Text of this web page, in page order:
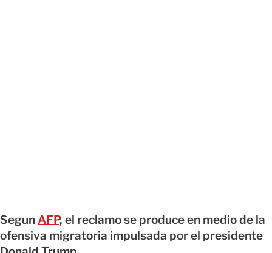
SegunAFP, el reclamo se produce en medio de la
ofensiva migratoria impulsada por el presidente